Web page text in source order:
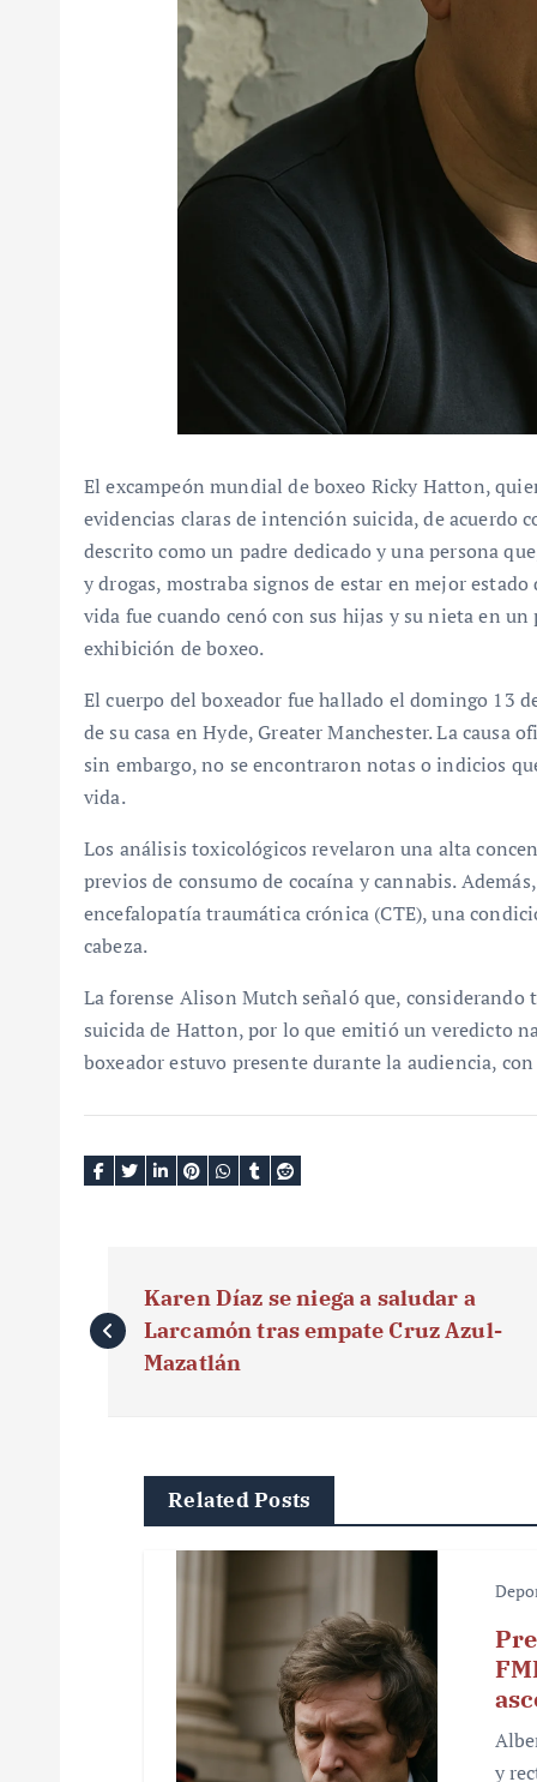
El excampeón mundial de boxeo Ricky Hatton,
evidencias claras de intención suicida, de acuerdo
descrito como un padre dedicado y una persona
y drogas, mostraba signos de estar en mejor
vida fue cuando cenó con sus hijas y su nieta en
exhibición de boxeo.
El cuerpo del boxeador fue hallado el domingo 13
de su casa en Hyde, Greater Manchester. La
sin embargo, no se encontraron notas o indicios
vida.
Los análisis toxicológicos revelaron una alta
previos de consumo de cocaína y cannabis.
encefalopatía traumática crónica (CTE), una
cabeza.
La forense Alison Mutch señaló que,
suicida de Hatton, por lo que emitió un veredicto
boxeador estuvo presente durante la audiencia,
a
Karen Díaz se niega a saludar a
Larcamón tras empate Cruz Azul-
Mazatlán
Related Posts
y